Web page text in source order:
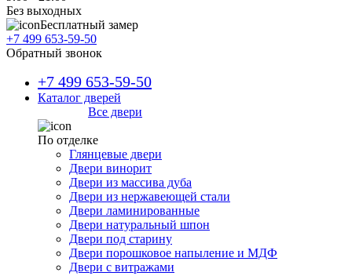
Без выходных
Бесплатный замер
+7 499 653-59-50
Обратный звонок
+7 499 653-59-50
Каталог дверей
Все двери
По отделке
Глянцевые двери
Двери винорит
Двери из массива дуба
Двери из нержавеющей стали
Двери ламинированные
Двери натуральный шпон
Двери под старину
Двери порошковое напыление и МДФ
Двери с витражами